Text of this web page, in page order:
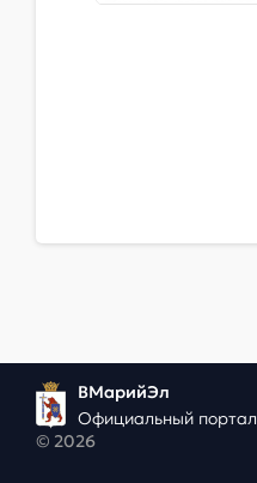
ВМарийЭл
Официальный портал
© 2026